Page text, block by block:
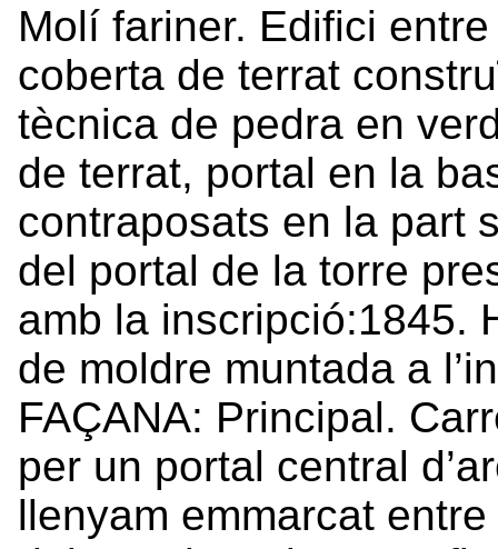
Molí fariner. Edifici
coberta de terrat
tècnica de pedra en
de terrat, portal en la
contraposats en la part
del portal de la torre
amb la inscripció:1845.
de moldre muntada a
FAÇANA: Principal.
per un portal central
llenyam emmarcat